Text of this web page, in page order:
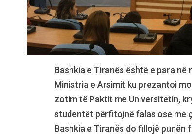
Bashkia e Tiranës është e para në
Ministria e Arsimit ku prezantoi
zotim të Paktit me Universitetin,
studentët përfitojnë falas ose me
Bashkia e Tiranës do fillojë